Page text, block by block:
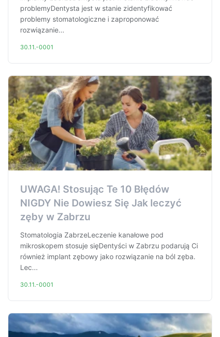
problemyDentysta jest w stanie zidentyfikować
problemy stomatologiczne i zaproponować
rozwiązanie...
30.11.-0001
UWAGA! Stosując Te 10 Błędów
NIGDY Nie Dowiesz Się Jak leczyć
zęby w Zabrzu
Stomatologia ZabrzeLeczenie kanałowe pod
mikroskopem stosuje sięDentyści w Zabrzu podarują Ci
również implant zębowy jako rozwiązanie na ból zęba.
Lec...
30.11.-0001